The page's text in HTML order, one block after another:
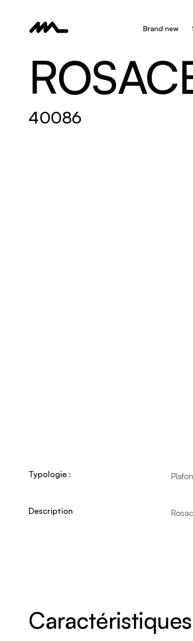
Brand new
40086
Typologie :
Description